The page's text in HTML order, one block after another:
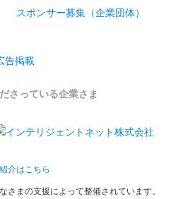
天魔鬼神金箔色版
スポンサー募集（企業団体）
告掲載
さっている企業さま
介はこちら
さまの支援によって整備されています。